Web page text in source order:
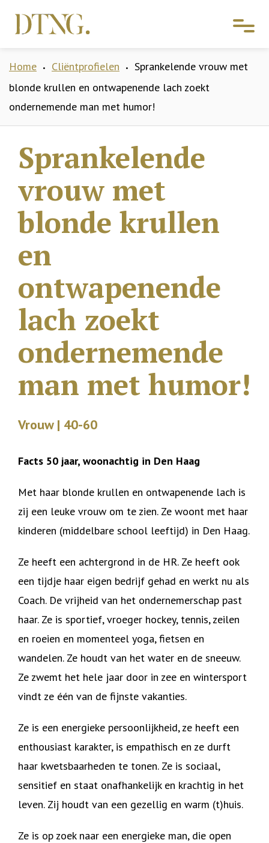
Home • Cliëntprofielen •
Sprankelende vrouw met
blonde krullen en ontwapenende lach zoekt
ondernemende man met humor!
Sprankelende
vrouw met
blonde krullen
en
ontwapenende
lach zoekt
ondernemende
man met humor!
Vrouw | 40-60
Facts 50 jaar, woonachtig in Den Haag
Met haar blonde krullen en ontwapenende lach is
zij een leuke vrouw om te zien. Ze woont met haar
kinderen (middelbare school leeftijd) in Den Haag.
Ze heeft een achtergrond in de HR. Ze heeft ook
een tijdje haar eigen bedrijf gehad en werkt nu als
Coach. De vrijheid van het ondernemerschap past
haar. Ze is sportief, vroeger hockey, tennis, zeilen
en roeien en momenteel yoga, fietsen en
wandelen. Ze houdt van het water en de sneeuw.
Ze zwemt het hele jaar door in zee en wintersport
vindt ze één van de fijnste vakanties.
Ze is een energieke persoonlijkheid, ze heeft een
enthousiast karakter, is empathisch en ze durft
haar kwetsbaarheden te tonen. Ze is sociaal,
sensitief en staat onafhankelijk en krachtig in het
leven. Zij houdt van een gezellig en warm (t)huis.
Ze is op zoek naar een energieke man, die open